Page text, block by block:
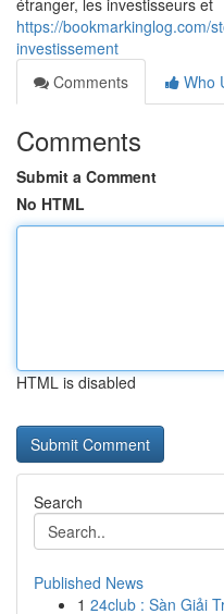
étranger, les investisseurs et
https://bookmarkinglog.com/
investissement
Comments
Who
Comments
Submit a Comment
No HTML
HTML is disabled
Search
Published News
1 24club : Sàn Giải